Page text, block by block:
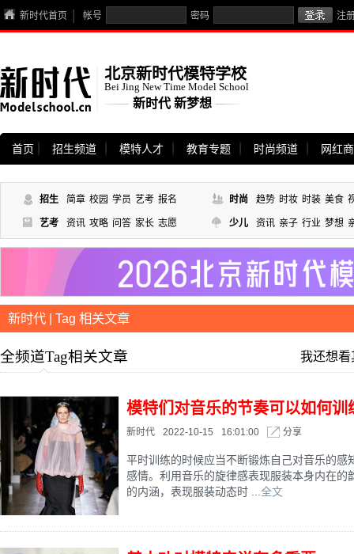
新时代首页 帐号 密码 注
北京新时代模特学校
Bei Jing New Time Model School
新时代 新梦想
首页 招生频道 模特人才 教育专题 时尚频道 网红
招生 简章 校园 学员 艺考 报名 时尚 趋势 时妆 时装 美食
艺考 资讯 攻略 问答 家长 志愿 少儿 资讯 亲子 行业 梦想
新时代 | Tag 相关文章
全频道Tag相关文章 我还想
模特们对音乐的节奏可以如何训
新时代 2022-10-15 16:01:00 分享
平时训练的时候应当不断锻炼自己对音乐的
感情。利用音乐的旋律感表现服装本身内在
的内涵，表现服装动态时 ... 全文